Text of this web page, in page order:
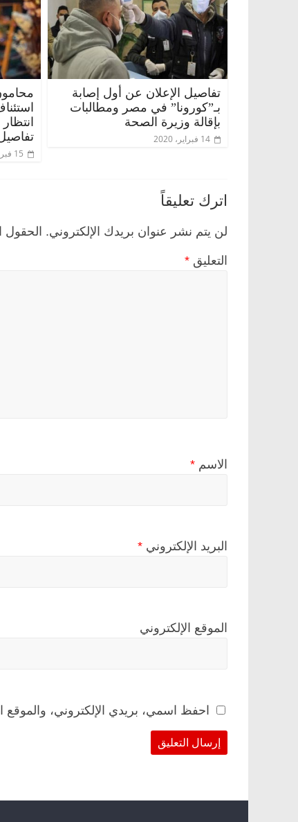
تفاصيل الإعلان عن أول إصابة
بـ”كورونا” في مصر ومطالبات
بإقالة وزيرة الصحة
14 فبراير، 2020
15 فبراير، 2020
اترك تعليقاً
لن يتم نشر عنوان بريدك الإلكتروني. الحقول
التعليق *
الاسم *
البريد الإلكتروني *
الموقع الإلكتروني
احفظ اسمي، بريدي الإلكتروني، والموقع